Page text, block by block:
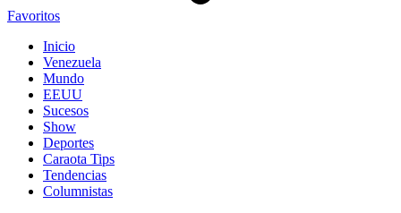
Favoritos
Inicio
Venezuela
Mundo
EEUU
Sucesos
Show
Deportes
Caraota Tips
Tendencias
Columnistas